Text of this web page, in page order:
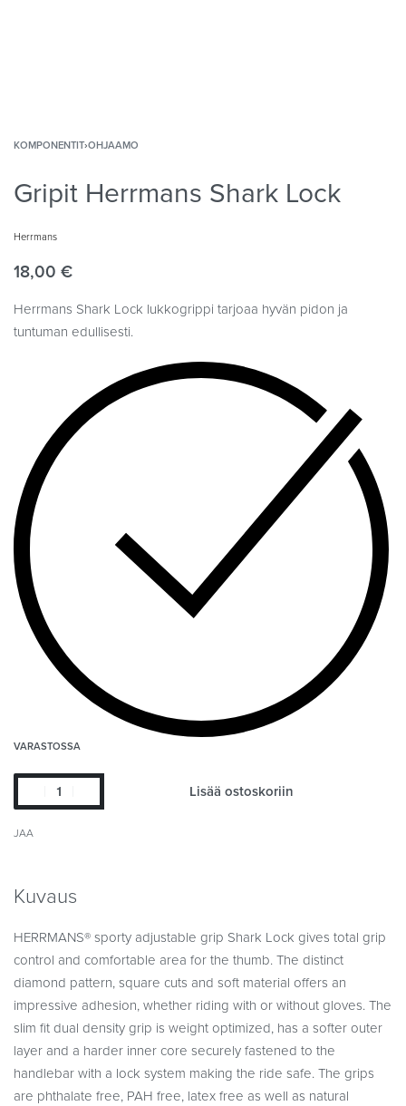
KOMPONENTIT›OHJAAMO
Gripit Herrmans Shark Lock
Herrmans
18,00 €
Herrmans Shark Lock lukkogrippi tarjoaa hyvän pidon ja
tuntuman edullisesti.
VARASTOSSA
Lisää ostoskoriin
JAA
Kuvaus
HERRMANS® sporty adjustable grip Shark Lock gives total grip
control and comfortable area for the thumb. The distinct
diamond pattern, square cuts and soft material offers an
impressive adhesion, whether riding with or without gloves. The
slim fit dual density grip is weight optimized, has a softer outer
layer and a harder inner core securely fastened to the
handlebar with a lock system making the ride safe. The grips
are phthalate free, PAH free, latex free as well as natural